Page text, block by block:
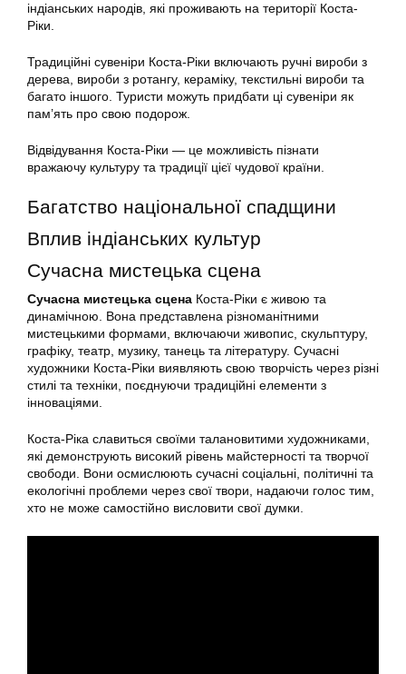
індіанських народів, які проживають на території Коста-
Ріки.
Традиційні сувеніри Коста-Ріки включають ручні вироби з
дерева, вироби з ротангу, кераміку, текстильні вироби та
багато іншого. Туристи можуть придбати ці сувеніри як
пам’ять про свою подорож.
Відвідування Коста-Ріки — це можливість пізнати
вражаючу культуру та традиції цієї чудової країни.
Багатство національної спадщини
Вплив індіанських культур
Сучасна мистецька сцена
Сучасна мистецька сцена Коста-Ріки є живою та
динамічною. Вона представлена різноманітними
мистецькими формами, включаючи живопис, скульптуру,
графіку, театр, музику, танець та літературу. Сучасні
художники Коста-Ріки виявляють свою творчість через різні
стилі та техніки, поєднуючи традиційні елементи з
інноваціями.
Коста-Ріка славиться своїми талановитими художниками,
які демонструють високий рівень майстерності та творчої
свободи. Вони осмислюють сучасні соціальні, політичні та
екологічні проблеми через свої твори, надаючи голос тим,
хто не може самостійно висловити свої думки.